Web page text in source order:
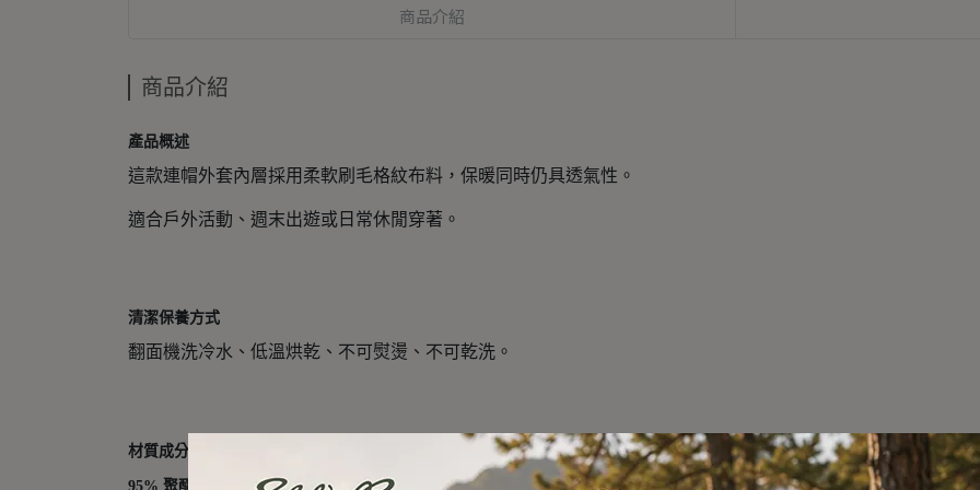
商品介紹
商品介紹
產品概述
這款連帽外套內層採用柔軟刷毛格紋布料，保暖同時仍具透氣性。
適合戶外活動、週末出遊或日常休閒穿著。
清潔保養方式
翻面機洗冷水、低溫烘乾、不可熨燙、不可乾洗。
材質成分
95% 聚酯纖維， 5% 彈性纖維（Spandex）